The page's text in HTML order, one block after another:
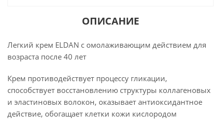
ОПИСАНИЕ
Легкий крем ELDAN с омолаживающим действием для
возраста после 40 лет
Крем противодействует процессу гликации,
способствует восстановлению структуры коллагеновых
и эластиновых волокон, оказывает антиоксидантное
действие, обогащает клетки кожи кислородом